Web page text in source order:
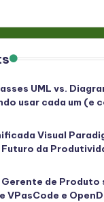
UML vs.
usar cada um (e
Visual
da
Gerente de Produto
VPasCode e